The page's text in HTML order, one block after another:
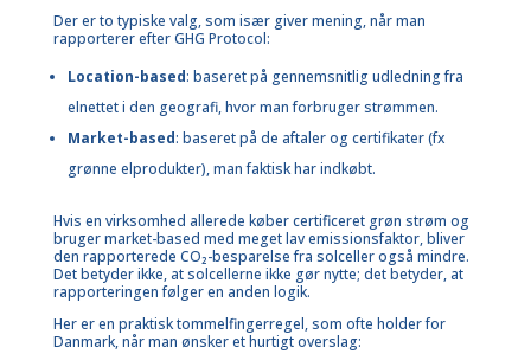
Der er to typiske valg, som især giver mening, når man
rapporterer efter GHG Protocol:
Location-based: baseret på gennemsnitlig udledning fra
elnettet i den geografi, hvor man forbruger strømmen.
Market-based: baseret på de aftaler og certifikater (fx
grønne elprodukter), man faktisk har indkøbt.
Hvis en virksomhed allerede køber certificeret grøn strøm og
bruger market-based med meget lav emissionsfaktor, bliver
den rapporterede CO₂-besparelse fra solceller også mindre.
Det betyder ikke, at solcellerne ikke gør nytte; det betyder, at
rapporteringen følger en anden logik.
Her er en praktisk tommelfingerregel, som ofte holder for
Danmark, når man ønsker et hurtigt overslag: